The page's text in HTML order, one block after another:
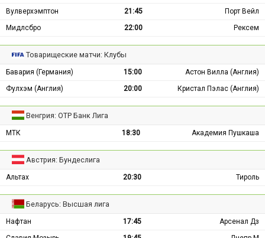
Вулверхэмптон
21:45
Порт Вейл
Мидлсбро
22:00 Рексем
Товарищеские матчи: Клубы
Бавария (Германия) 15:00
Астон Вилла (Англия)
Фулхэм (Англия)
20:00 Кристал Пэлас (Англия)
Венгрия: ОТР Банк Лига
МТК 18:30 Академия Пушкаша
Австрия: Бундеслига
Альтах 20:30 Тироль
Беларусь: Высшая лига
Нафтан 17:45
Арсенал Дз